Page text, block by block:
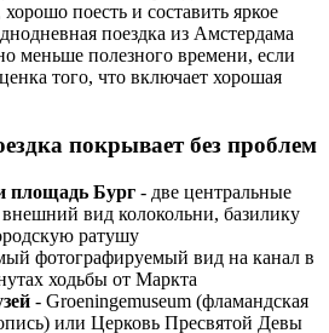
поесть и составить яркое
поездка из Амстердама
меньше полезного времени, если
того, что включает хорошая
покрывает без проблем
площадь Бург - две центральные
вид колокольни, базилику
ратушу
фотографируемый вид на канал в
ходьбы от Маркта
- Groeningemuseum (фламандская
или Церковь Пресвятой Девы